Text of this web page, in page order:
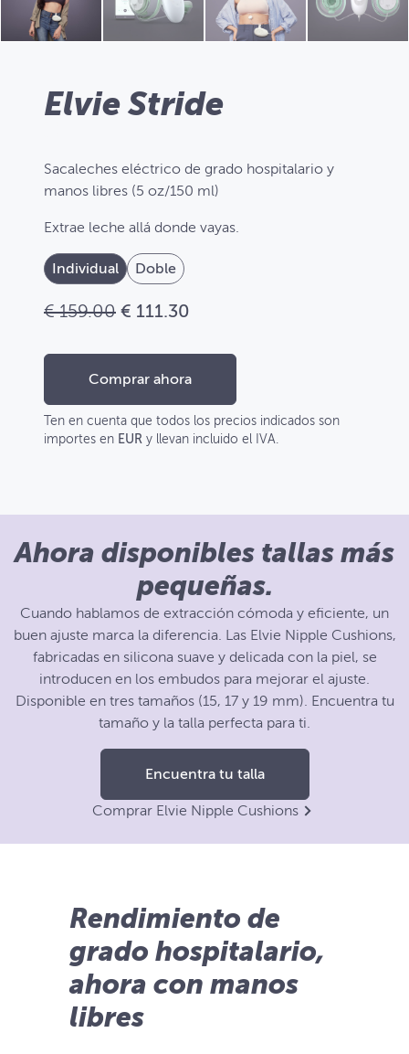
Elvie Stride
Sacaleches eléctrico de grado hospitalario y
manos libres (5 oz/150 ml)
Extrae leche allá donde vayas.
Individual Doble
€ 159.00 € 111.30
Comprar ahora
Ten en cuenta que todos los precios indicados son
importes en EUR y llevan incluido el IVA.
Ahora disponibles tallas más
pequeñas.
Cuando hablamos de extracción cómoda y eficiente, un
buen ajuste marca la diferencia. Las Elvie Nipple Cushions,
fabricadas en silicona suave y delicada con la piel, se
introducen en los embudos para mejorar el ajuste.
Disponible en tres tamaños (15, 17 y 19 mm). Encuentra tu
tamaño y la talla perfecta para ti.
Encuentra tu talla
Comprar Elvie Nipple Cushions
Rendimiento de
grado hospitalario,
ahora con manos
libres